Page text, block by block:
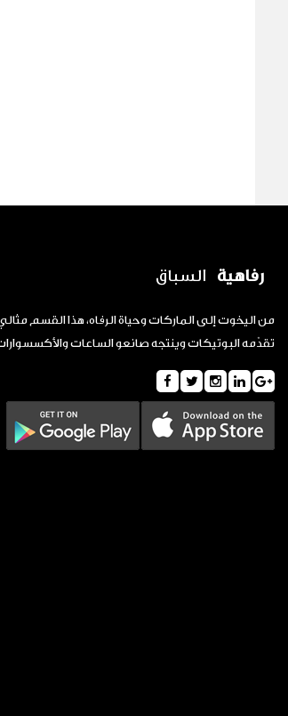
رفاهية السباق
مناليخوتإلى الماركات وحياة الرفاه، هذا القسم
تقدّمه البوتيكات وينتجه صانعوالساعات